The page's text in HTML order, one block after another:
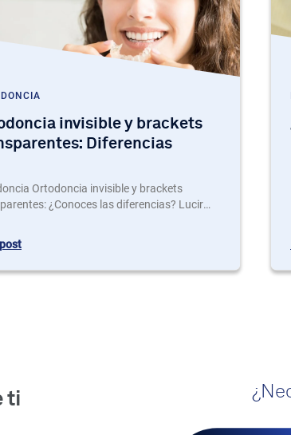
invisible y brackets
Diferencias
Ortodoncia invisible y brackets
¿Conoces las diferencias? Lucir
ayudan a prevenir futuros problemas y
algunos defectos como la mordida
ti